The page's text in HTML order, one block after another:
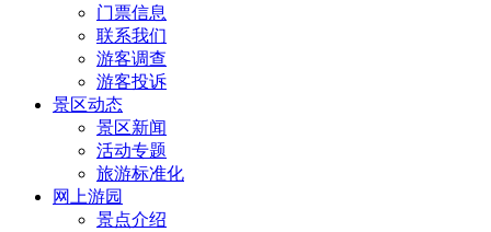
门票信息
联系我们
游客调查
游客投诉
景区动态
景区新闻
活动专题
旅游标准化
网上游园
景点介绍